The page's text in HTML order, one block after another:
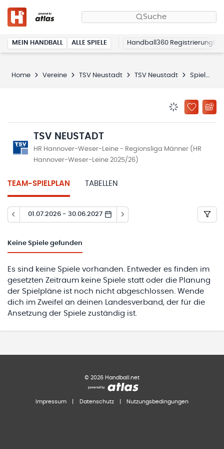
Suche
MEIN HANDBALL ALLE SPIELE Handball360 Registrierung
Home Vereine TSV Neustadt TSV Neustadt Spielplan
ZU
TSV NEUSTADT
HR Hannover-Weser-Leine - Regionsliga Männer (HR
Hannover-Weser-Leine 2025/26)
TEAM-SPIELPLAN TABELLEN
01.07.2026 - 30.06.2027
Keine Spiele gefunden
Es sind keine Spiele vorhanden. Entweder es finden im
gesetzten Zeitraum keine Spiele statt oder die Planung
der Spielpläne ist noch nicht abgeschlossen. Wende
dich im Zweifel an deinen Landesverband, der für die
Ansetzung der Spiele zuständig ist.
© 2026 Handball.net
Impressum Datenschutz Nutzungsbedingungen